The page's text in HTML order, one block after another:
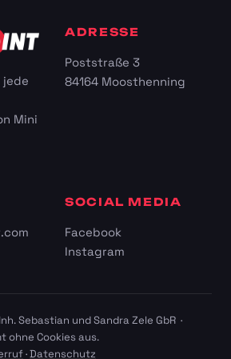
jede
Mini
ADRESSE
Poststraße 3
84164 Moosthenning
SOCIAL MEDIA
Facebook
Instagram
Inh. Sebastian und Sandra Zele GbR ·
ohne Cookies aus.
·Datenschutz